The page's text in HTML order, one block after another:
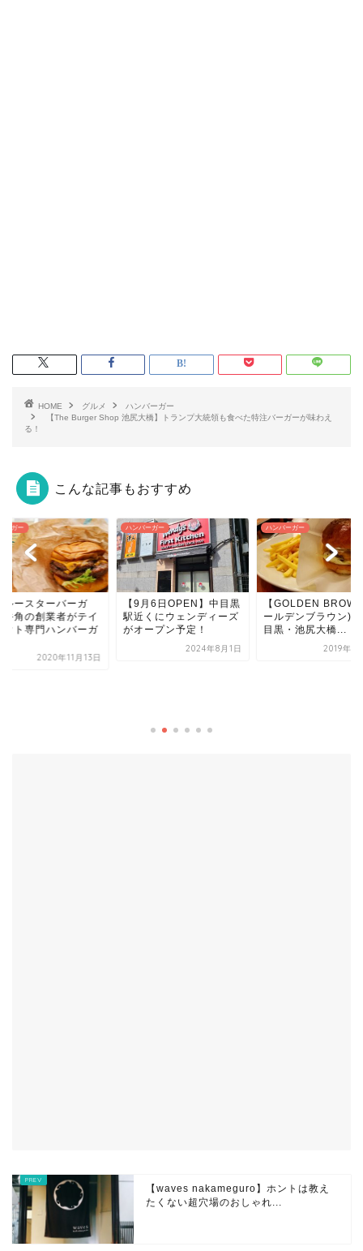
HOME グルメ
ハンバーガー
【The Burger Shop 池尻大橋】トランプ大統領も食べた特注バーガーが味わえ
る！
こんな記事もおすすめ
ーガー
6日OPEN】中目黒
くにウェンディーズ
ープン予定！
ハンバーガー
【GOLDEN BROWN(ゴ
ールデンブラウン)】中
目黒・池尻大橋...
2019年7月11日
ハンバーガー
【waves nakameguro】ホントは教え
たくない超穴場のおしゃれ...